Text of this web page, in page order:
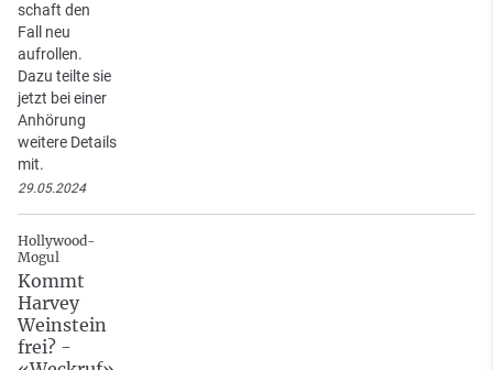
schaft den
Fall neu
aufrollen.
Dazu teilte sie
jetzt bei einer
Anhörung
weitere Details
mit.
29.05.2024
Hollywood-
Mogul
Kommt
Harvey
Weinstein
frei? -